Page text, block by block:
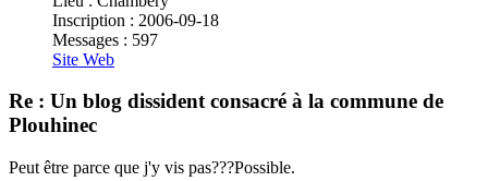
Inscription : 2006-09-18
Messages : 597
Site Web
Re : Un blog dissident consacré à la commune de
Plouhinec
Peut être parce que j'y vis pas???Possible.